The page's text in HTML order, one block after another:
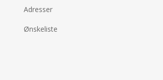
Adresser
Ønskeliste